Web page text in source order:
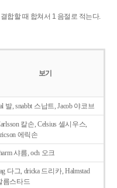
결합할 때 합쳐서 1 음절로 적는다.
보기
발, snabbt 스납트, Jacob 야코브
칼손, Celsius 셀시우스,
에릭손
샤름, och 오크
다그, dricka 드리카, Halmstad
름스타드